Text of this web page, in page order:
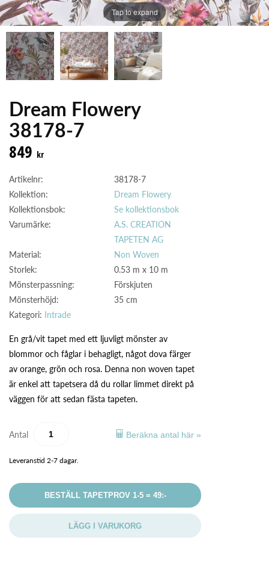
Tap to expand
Dream Flowery
38178-7
849 kr
Artikelnr:
38178-7
Kollektion:
Dream Flowery
Kollektionsbok:
Se kollektionsbok
Varumärke:
A.S. CREATION
TAPETEN AG
Material:
Non Woven
Storlek:
0.53 m x 10 m
Mönsterpassning:
Förskjuten
Mönsterhöjd:
35 cm
Kategori: Intrade
En grå/vit tapet med ett ljuvligt mönster av
blommor och fåglar i behagligt, något dova färger
av orange, grön och rosa. Denna non woven tapet
är enkel att tapetsera då du rollar limmet direkt på
väggen för att sedan fästa tapeten.
Antal Beräkna antal här »
Leveranstid 2-7 dagar.
BESTÄLL TAPETPROV 1-5 = 49:-
LÄGG I VARUKORG